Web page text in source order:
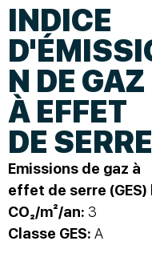
INDICE
N DE GAZ
À EFFET
DE SERRE
Emissions de gaz à
effet de serre (GES)
CO₂/m²/an: 3
Classe GES: A